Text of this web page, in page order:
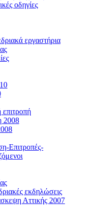
οδηγίες
εργαστήρια
2008
Επιτροπές-
εκδηλώσεις
Αττικής 2007